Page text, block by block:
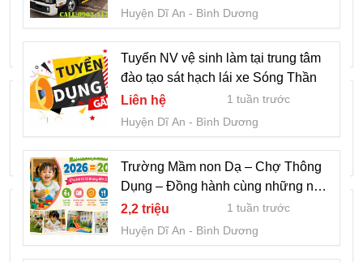
Dương và các khu vực lân cận
0911.317.233
777
1 tuần trước
Huyện Dĩ An
Bình Dương
SƠ MI RƠ MOOC BỒN XI TÉC CHỞ
AXIT ACETIC 28m³ CHUFENG PATEC
Liên hệ
2 tuần trước
Huyện Dĩ An
Bình Dương
ĐÈN PHA LED PL4 NGOÀI TRỜI (50W -
200W)
1
2 tuần trước
Huyện Dĩ An
Bình Dương
Tuyển NV vệ sinh làm tại trung tâm
đào tạo sát hạch lái xe Sóng Thần
Liên hệ
1 tuần trước
Huyện Dĩ An
Bình Dương
Trường Mầm non Dạ – Chợ Thông
Dụng – Đồng hành cùng những năm
tháng đầu đời của trẻ
2,2 triệu
1 tuần trước
Huyện Dĩ An
Bình Dương